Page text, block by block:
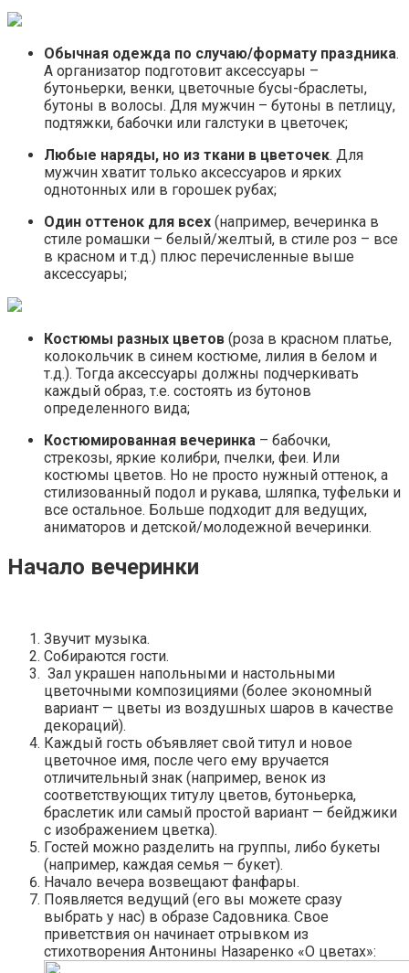
Обычная одежда по случаю/формату праздника.
А организатор подготовит аксессуары –
бутоньерки, венки, цветочные бусы-браслеты,
бутоны в волосы. Для мужчин – бутоны в петлицу,
подтяжки, бабочки или галстуки в цветочек;
Любые наряды, но из ткани в цветочек. Для
мужчин хватит только аксессуаров и ярких
однотонных или в горошек рубах;
Один оттенок для всех (например, вечеринка в
стиле ромашки – белый/желтый, в стиле роз – все
в красном и т.д.) плюс перечисленные выше
аксессуары;
Костюмы разных цветов (роза в красном платье,
колокольчик в синем костюме, лилия в белом и
т.д.). Тогда аксессуары должны подчеркивать
каждый образ, т.е. состоять из бутонов
определенного вида;
Костюмированная вечеринка – бабочки,
стрекозы, яркие колибри, пчелки, феи. Или
костюмы цветов. Но не просто нужный оттенок, а
стилизованный подол и рукава, шляпка, туфельки и
все остальное. Больше подходит для ведущих,
аниматоров и детской/молодежной вечеринки.
Начало вечеринки
Звучит музыка.
Собираются гости.
Зал украшен напольными и настольными
цветочными композициями (более экономный
вариант — цветы из воздушных шаров в качестве
декораций).
Каждый гость объявляет свой титул и новое
цветочное имя, после чего ему вручается
отличительный знак (например, венок из
соответствующих титулу цветов, бутоньерка,
браслетик или самый простой вариант — бейджики
с изображением цветка).
Гостей можно разделить на группы, либо букеты
(например, каждая семья — букет).
Начало вечера возвещают фанфары.
Появляется ведущий (его вы можете сразу
выбрать у нас) в образе Садовника. Свое
приветствия он начинает отрывком из
стихотворения Антонины Назаренко «О цветах»: